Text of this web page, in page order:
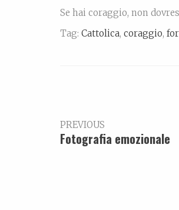
Se hai coraggio, non
Tag: Cattolica, coraggio,
PREVIOUS
Fotografia emozionale